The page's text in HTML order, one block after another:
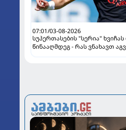
07:01/03-08-2026
სუპერთასების "სერია" ხვიჩას და "ჩაკვე"
წინააღმდეგ - რას ვნახავთ